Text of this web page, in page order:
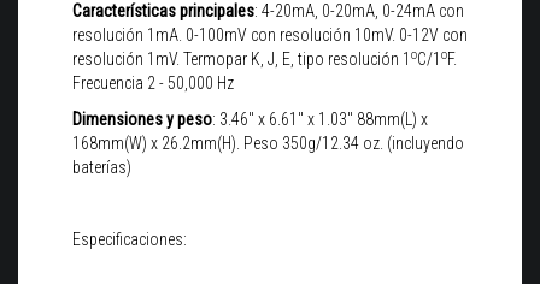
Características principales: 4-20mA, 0-20mA, 0-24mA con
resolución 1mA. 0-100mV con resolución 10mV. 0-12V con
resolución 1mV. Termopar K, J, E, tipo resolución 1 oC/1 oF.
Frecuencia 2 - 50,000 Hz
Dimensiones y peso: 3.46" x 6.61" x 1.03" 88mm(L) x
168mm(W) x 26.2mm(H). Peso 350g/12.34 oz. (incluyendo
baterías)
Especificaciones: